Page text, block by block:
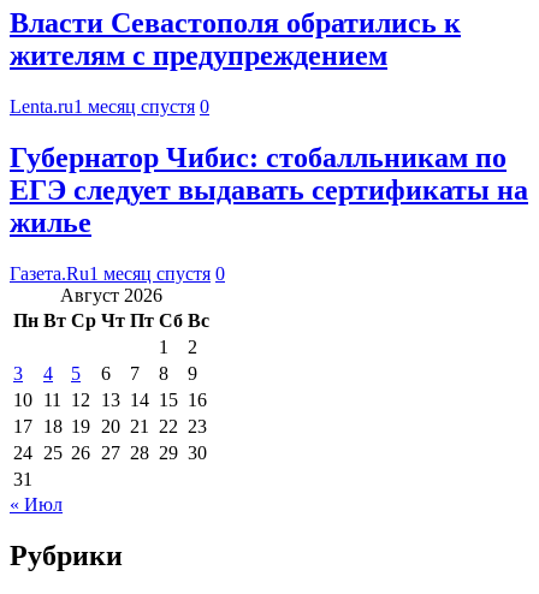
Власти Севастополя обратились к
жителям с предупреждением
Lenta.ru1 месяц спустя 0
Губернатор Чибис: стобалльникам по
ЕГЭ следует выдавать сертификаты на
жилье
Газета.Ru1 месяц спустя 0
Август 2026
Пн Вт Ср Чт Пт Сб Вс
1
2
3
4 5 6 7 8
9
10 11 12 13 14 15 16
17 18 19 20 21 22 23
24 25 26 27 28 29 30
31
« Июл
Рубрики